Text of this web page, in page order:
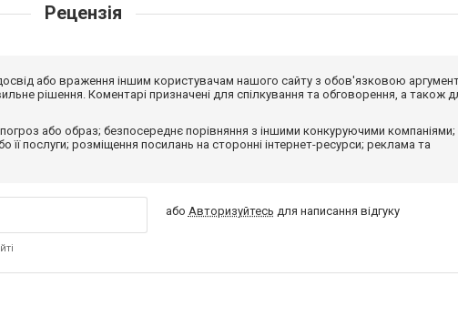
Рецензія
або враження іншим користувачам нашого сайту з обов'язковою
рішення. Коментарі призначені для спілкування та обговорення, а також
або образ; безпосереднє порівняння з іншими конкуруючими компаніями;
її послуги; розміщення посилань на сторонні інтернет-ресурси; реклама та
або Авторизуйтесь для написання відгуку